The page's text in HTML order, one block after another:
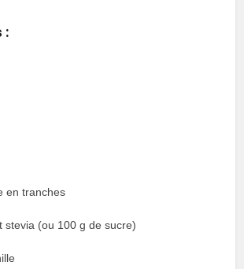
:
en tranches
stevia (ou 100 g de sucre)